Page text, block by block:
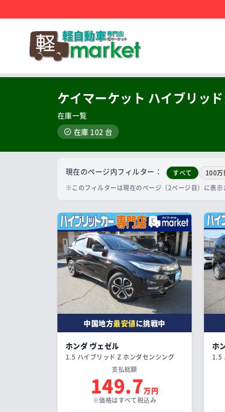
ケイマーケット ハイブリッ
在庫一覧
在庫 102 台
現在のページ内フィルター： すべて 100万
※このフィルターは現在のページ（2ページ目）に表
中国地方最安値に挑戦中
ホンダ ヴェゼル
1.5 ハイブリッド Z ホンダセンシング
支払総額
149.7万円
※価格はすべて税込み
ホ
1.5